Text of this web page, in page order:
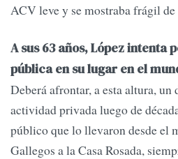
ACV leve y se mostraba frágil de
A sus 63 años, López intenta
pública en su lugar en el
Deberá afrontar, a esta altura, un
actividad privada luego de
público que lo llevaron desde el
Gallegos a la Casa Rosada,